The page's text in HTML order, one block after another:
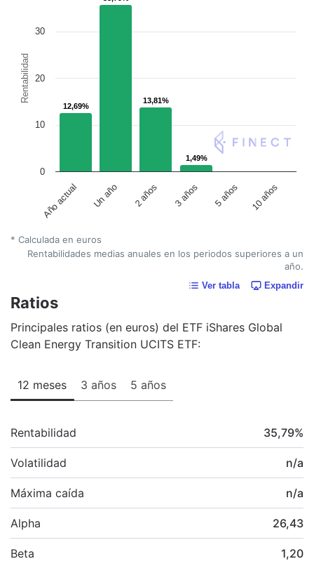
Rentabilidad
12,69%
12,69%
13,81%
13,81%
1,49%
1,49%
Año actual Un año 2 años 3 años 5 años 10 años
0
10
20
30
* Calculada en euros
Rentabilidades medias anuales en los periodos superiores a un
año.
Ver tabla Expandir
Ratios
Principales ratios (en euros) del ETF iShares Global
Clean Energy Transition UCITS ETF:
12 meses 3 años 5 años
Rentabilidad 35,79%
Volatilidad n/a
Máxima caída n/a
Alpha 26,43
Beta 1,20